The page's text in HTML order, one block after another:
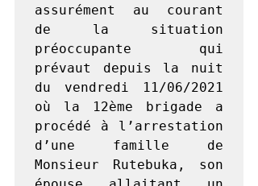
assurément au courant
de la situation
préoccupante qui
prévaut depuis la nuit
du vendredi 11/06/2021
où la 12ème brigade a
procédé à l’arrestation
d’une famille de
Monsieur Rutebuka, son